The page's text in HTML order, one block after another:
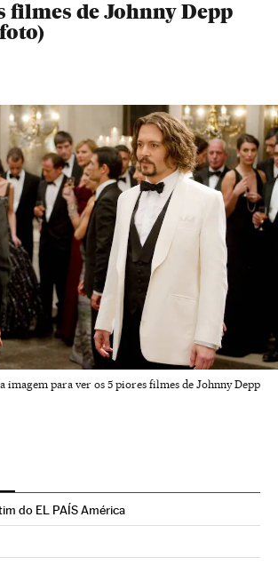
filmes de Johnny Depp
imagem para ver os 5 piores filmes de Johnny Depp
do EL PAÍS América
en Twitter
Brasil en Instagram
El País Brasil en Facebook